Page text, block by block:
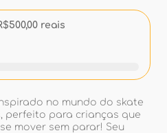
reais
no mundo do skate
perfeito para crianças que
mover sem parar! Seu